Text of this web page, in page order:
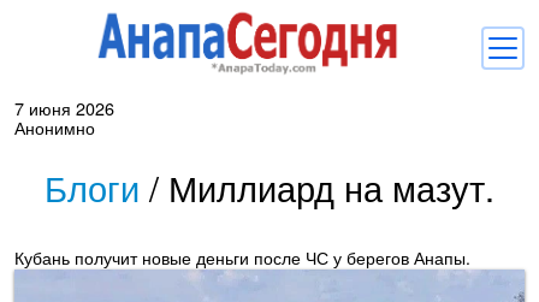
Комментарии
Балачка
7 июня 2026
Анонимно
Блоги / Миллиард на мазут.
Кубань получит новые деньги после ЧС у берегов Анапы.